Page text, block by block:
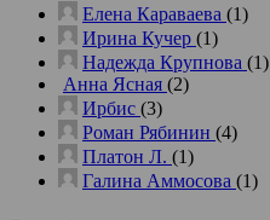
Елена Караваева (1)
Ирина Кучер (1)
Надежда Крупнова (1)
Анна Ясная (2)
Ирбис (3)
Роман Рябинин (4)
Платон Л. (1)
Галина Аммосова (1)